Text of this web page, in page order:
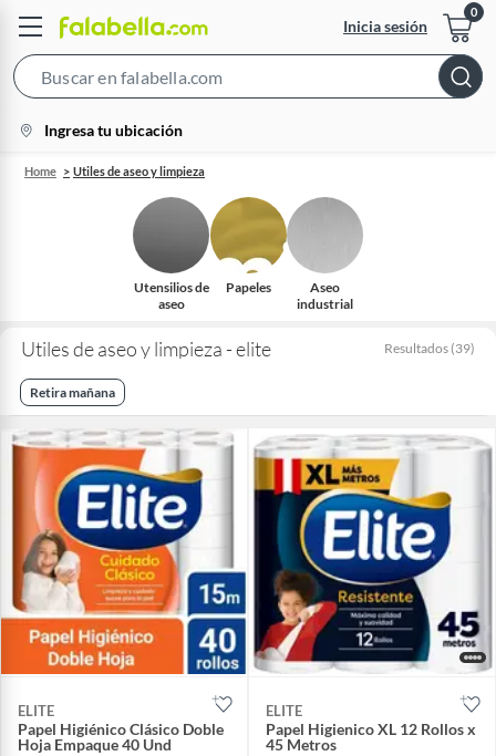
Inicia sesión
Bar
location-
icon
Ingresa tu ubicación
Home Utiles de aseo y limpieza
Utensilios de
aseo
Papeles
Aseo
industrial
Utiles de aseo y limpieza - elite Resultados (39)
Retira mañana
ELITE
Papel Higiénico Clásico Doble
Hoja Empaque 40 Und
ELITE
Papel Higienico XL 12 Rollos x
45 Metros